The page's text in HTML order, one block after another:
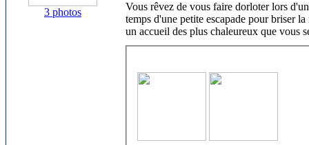
3 photos
Vous rêvez de vous faire dorloter lors
temps d'une petite escapade pour briser
un accueil des plus chaleureux que vous